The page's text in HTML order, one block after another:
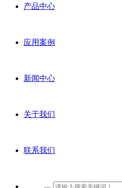
产品中心
应用案例
新闻中心
关于我们
联系我们